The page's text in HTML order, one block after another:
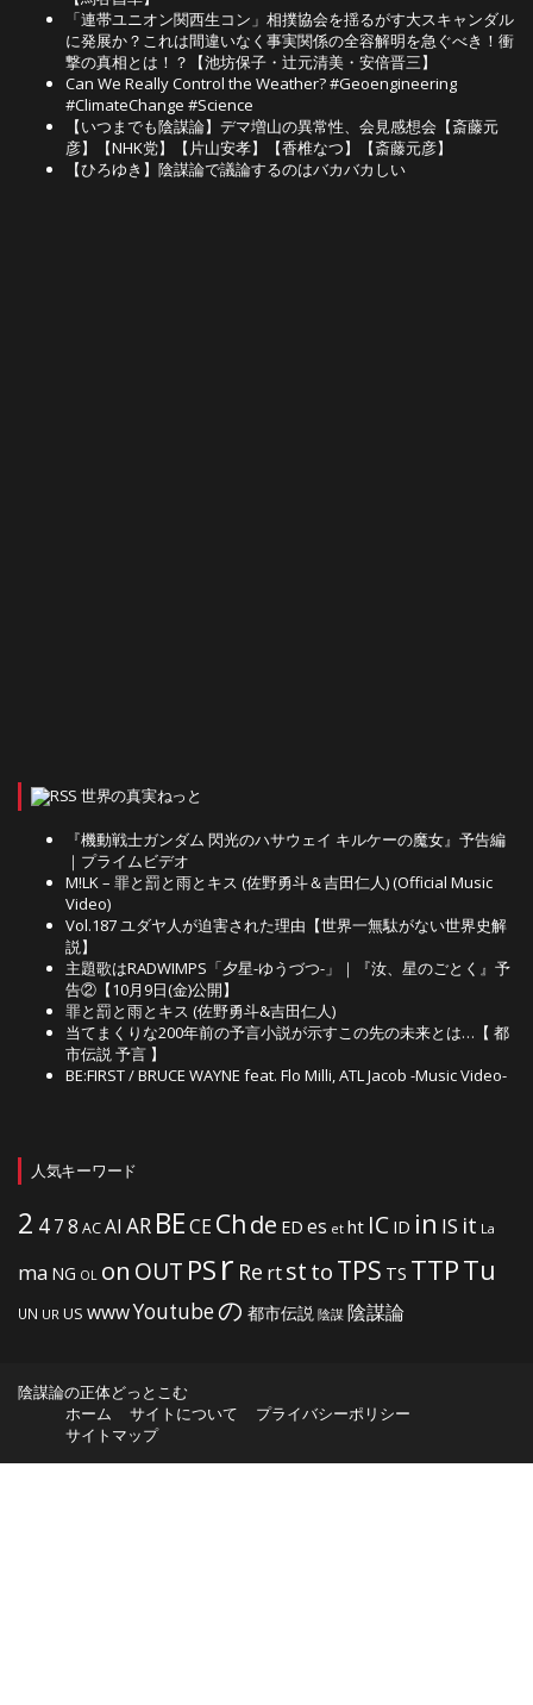
「連帯ユニオン関西生コン」相撲協会を揺るがす大スキャンダル
に発展か？これは間違いなく事実関係の全容解明を急ぐべき！衝
撃の真相とは！？【池坊保子・辻元清美・安倍晋三】
Can We Really Control the Weather? #Geoengineering
#ClimateChange #Science
【いつまでも陰謀論】デマ増山の異常性、会見感想会【斎藤元
彦】【NHK党】【片山安孝】【香椎なつ】【斎藤元彦】
【ひろゆき】陰謀論で議論するのはバカバカしい
世界の真実ねっと
『機動戦士ガンダム 閃光のハサウェイ キルケーの魔女』予告編
｜プライムビデオ
M!LK – 罪と罰と雨とキス (佐野勇斗＆吉田仁人) (Official Music
Video)
Vol.187 ユダヤ人が迫害された理由【世界一無駄がない世界史解
説】
主題歌はRADWIMPS「夕星-ゆうづつ-」｜『汝、星のごとく』予
告②【10月9日(金)公開】
罪と罰と雨とキス (佐野勇斗&吉田仁人)
当てまくりな200年前の予言小説が示すこの先の未来とは…【 都
市伝説 予言 】
BE:FIRST / BRUCE WAYNE feat. Flo Milli, ATL Jacob -Music Video-
人気キーワード
2 478 ACAI AR BECE Chde ED es et ht IC ID in IS it La
ma NG OL on OUT PSr Re rtsttoTPS TS TTPTu
UN UR US wwwYoutubeの 都市伝説 陰謀 陰謀論
陰謀論の正体どっとこむ
ホーム
サイトについて
プライバシーポリシー
サイトマップ